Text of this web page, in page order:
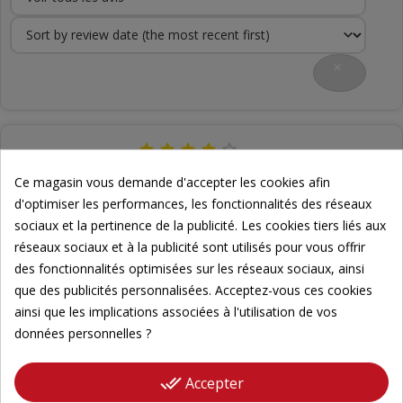

Orchidée lycaste et Nelly isler
Contente d avoir reçue mes 2 orchidées. Elles étaient très
bien emballées. j ai hâte qu elle fleurissent. Merci
Par Stephanie P. le 27/07/2023  0-
Voir Plus
Ce magasin vous demande d'accepter les cookies afin
d'optimiser les performances, les fonctionnalités des réseaux
sociaux et la pertinence de la publicité. Les cookies tiers liés aux
réseaux sociaux et à la publicité sont utilisés pour vous offrir
des fonctionnalités optimisées sur les réseaux sociaux, ainsi
que des publicités personnalisées. Acceptez-vous ces cookies
ainsi que les implications associées à l'utilisation de vos
données personnelles ?
done_all Accepter